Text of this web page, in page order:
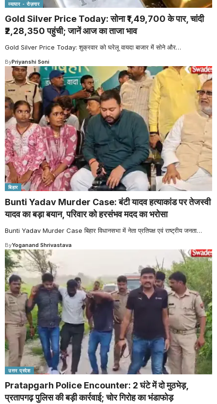
व्यापार - रोज़गार
Gold Silver Price Today: सोना ₹1,49,700 के पार, चांदी
₹2,28,350 पहुंची; जानें आज का ताजा भाव
Gold Silver Price Today: शुक्रवार को घरेलू वायदा बाजार में सोने और…
ByPriyanshi Soni
बिहार
Bunti Yadav Murder Case: बंटी यादव हत्याकांड पर तेजस्वी
यादव का बड़ा बयान, परिवार को हरसंभव मदद का भरोसा
Bunti Yadav Murder Case बिहार विधानसभा में नेता प्रतिपक्ष एवं राष्ट्रीय जनता…
ByYoganand Shrivastava
उत्तर प्रदेश
Pratapgarh Police Encounter: 2 घंटे में दो मुठभेड़,
प्रतापगढ़ पुलिस की बड़ी कार्रवाई; चोर गिरोह का भंडाफोड़